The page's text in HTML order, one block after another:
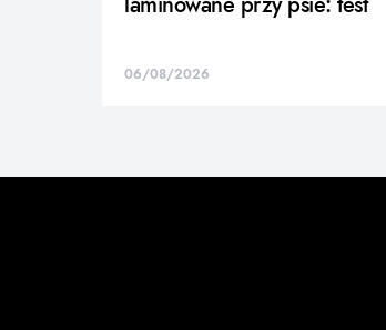
06/08/2026